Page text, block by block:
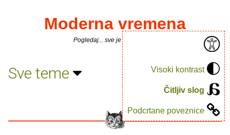
Visoki kontrast
Čitljiv slog
Podcrtane poveznice
Moderna vremena
Pogledaj... sve je puno knjiga.
Sve teme